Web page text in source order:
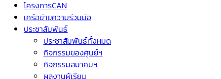
โครงการCAN
เครือข่ายความร่วมมือ
ประชาสัมพันธ์
ประชาสัมพันธ์ทั้งหมด
กิจกรรมของศูนย์ฯ
กิจกรรมสมาคมฯ
ผลงานผู้เรียน